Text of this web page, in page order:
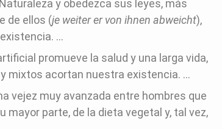
y obedezca sus leyes, más
de ellos (je weiter er von ihnen abweicht),
…
promueve la salud y una larga vida,
mixtos acortan nuestra existencia. …
vejez muy avanzada entre hombres que
mayor parte, de la dieta vegetal y, tal vez,